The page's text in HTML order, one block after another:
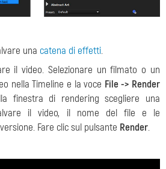
una catena di effetti.
il video. Selezionare un filmato o un
nella Timeline e la voce File -> Render
finestra di rendering scegliere una
il video, il nome del file e le
Fare clic sul pulsante Render.